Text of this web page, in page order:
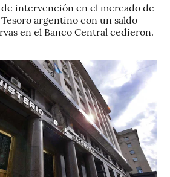
intervención en el mercado de
argentino con un saldo
en el Banco Central cedieron.